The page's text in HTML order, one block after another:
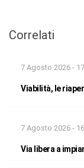
Correlati
7 Agosto 2026 -
Viabilità, le
7 Agosto 2026 -
Via libera a